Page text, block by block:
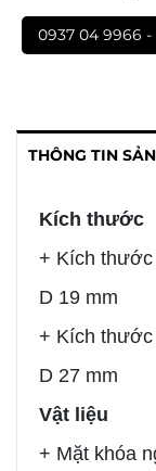
0937 04 9966 -
THÔNG TIN
Kích thước
+ Kích thước
D 19 mm
+ Kích thước
D 27 mm
Vật liệu
+ Mặt khóa